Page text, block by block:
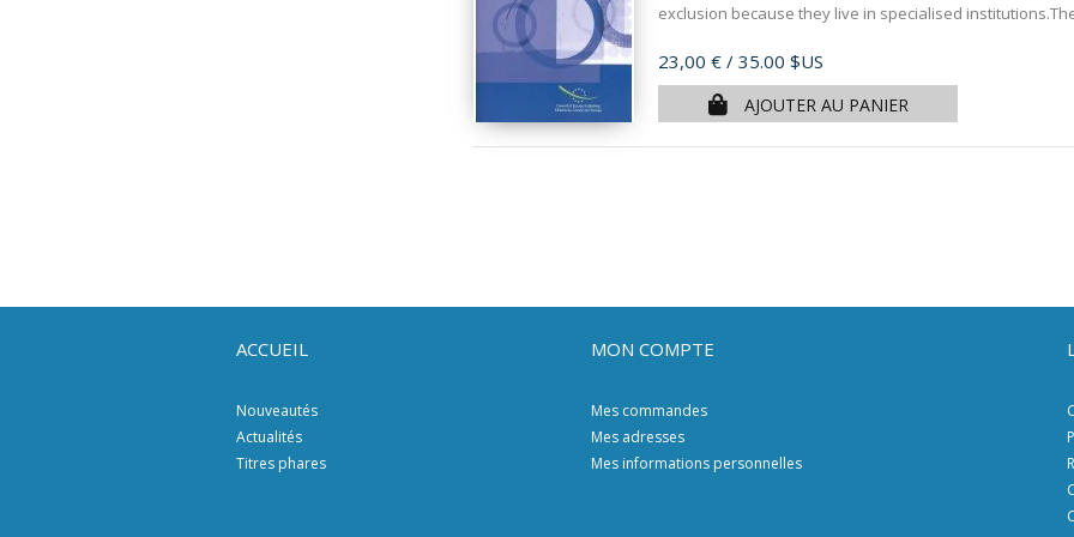
exclusion because they live in specialised
Prix
23,00 € / 35.00 $US
AJOUTER AU PANIER
ACCUEIL
Nouveautés
Actualités
Titres phares
MON COMPTE
Mes commandes
Mes adresses
Mes informations personnelles